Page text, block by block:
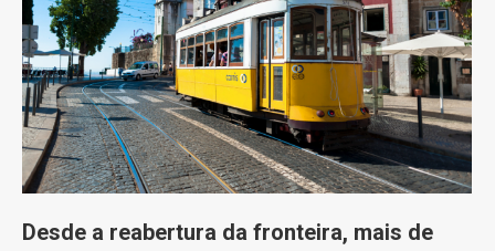
Desde a reabertura da fronteira, mais de